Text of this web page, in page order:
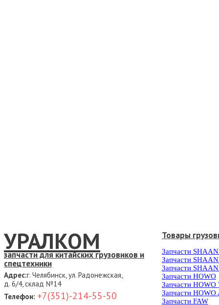
УРАЛКОМ
запчасти для китайских грузовиков и
спецтехники
Адрес:г. Челябинск, ул. Радонежская,
д. 6/4, склад №14
Телефон: +7(351)-214-55-50
Товары
Запчасти
Запчасти
Запчасти
Запчасти HOWO
Запчасти HOWO
Запчасти HOWO
Запчасти FAW